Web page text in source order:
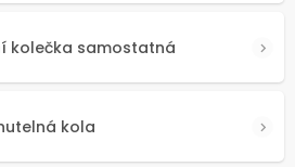
kolečka samostatná
kola